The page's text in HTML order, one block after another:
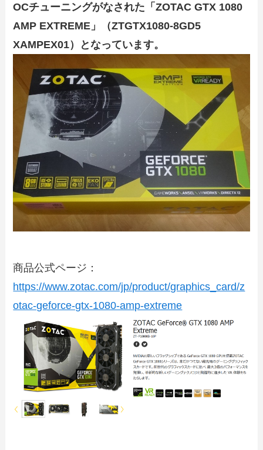
OCチューニングがなされた「ZOTAC GTX 1080
AMP EXTREME」（ZTGTX1080-8GD5​
XAMPEX01）となっています。
商品公式ページ：
https://www.zotac.com/jp/product/graphics_card/z
otac-geforce-gtx-1080-amp-extreme